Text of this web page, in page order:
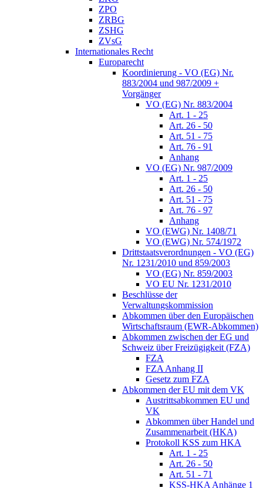
ZPO
ZRBG
ZSHG
ZVsG
Internationales Recht
Europarecht
Koordinierung - VO (EG) Nr.
883/2004 und 987/2009 +
Vorgänger
VO (EG) Nr. 883/2004
Art. 1 - 25
Art. 26 - 50
Art. 51 - 75
Art. 76 - 91
Anhang
VO (EG) Nr. 987/2009
Art. 1 - 25
Art. 26 - 50
Art. 51 - 75
Art. 76 - 97
Anhang
VO (EWG) Nr. 1408/71
VO (EWG) Nr. 574/1972
Drittstaatsverordnungen - VO (EG)
Nr. 1231/2010 und 859/2003
VO (EG) Nr. 859/2003
VO EU Nr. 1231/2010
Beschlüsse der
Verwaltungskommission
Abkommen über den Europäischen
Wirtschaftsraum (EWR-Abkommen)
Abkommen zwischen der EG und
Schweiz über Freizügigkeit (FZA)
FZA
FZA Anhang II
Gesetz zum FZA
Abkommen der EU mit dem VK
Austrittsabkommen EU und
VK
Abkommen über Handel und
Zusammenarbeit (HKA)
Protokoll KSS zum HKA
Art. 1 - 25
Art. 26 - 50
Art. 51 - 71
KSS-HKA Anhänge 1